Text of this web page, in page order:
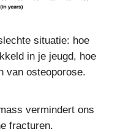
situatie: hoe
in je jeugd, hoe
van osteoporose.
vermindert ons
fracturen.